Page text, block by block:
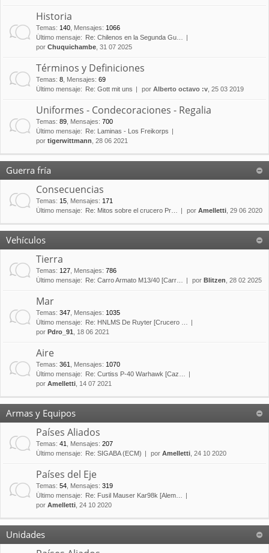
Historia
Temas: 140 Mensajes: 1066
Último mensaje:
Re: Chilenos en la Segunda Gu…
por Chuquichambe , 31 07 2025
Términos y Definiciones
Temas: 8 Mensajes: 69
Último mensaje:
Re: Gott mit uns por Alberto octavo :v , 25 03 2019
Uniformes - Condecoraciones - Regalia
Temas: 89 Mensajes: 700
Último mensaje:
Re: Laminas - Los Freikorps
por tigerwittmann , 28 06 2021
Guerra fría
Consecuencias
Temas: 15 Mensajes: 171
Último mensaje:
Re: Mitos sobre el crucero Pr… por Amelletti , 29 06 2020
Vehículos
Tierra
Temas: 127 Mensajes: 786
Último mensaje:
Re: Carro Armato M13/40 [Carr… por Blitzen , 28 02 2025
Mar
Temas: 347 Mensajes: 1035
Último mensaje:
Re: HNLMS De Ruyter [Crucero …
por Pdro_91 , 18 06 2021
Aire
Temas: 361 Mensajes: 1070
Último mensaje:
Re: Curtiss P-40 Warhawk [Caz…
por Amelletti , 14 07 2021
Armas y Equipos
Países Aliados
Temas: 41 Mensajes: 207
Último mensaje:
Re: SIGABA (ECM) por Amelletti , 24 10 2020
Países del Eje
Temas: 54 Mensajes: 319
Último mensaje:
Re: Fusil Mauser Kar98k [Alem…
por Amelletti , 24 10 2020
Unidades